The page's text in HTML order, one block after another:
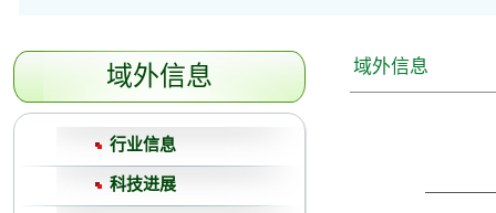
域外信息
行业信息
科技进展
域外信息